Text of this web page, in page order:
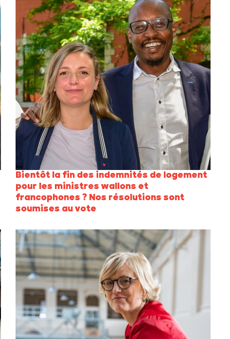
Bientôt la fin des indemnités de logement
pour les ministres wallons et
francophones ? Nos résolutions sont
soumises au vote